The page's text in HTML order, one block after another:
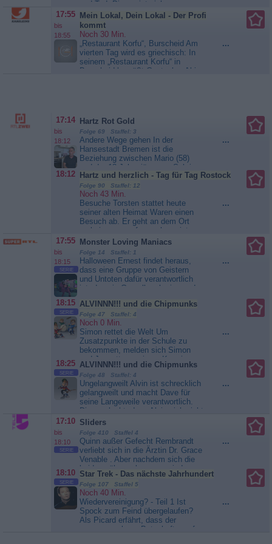
Herbstgeschichten am Wasser
und Tod. Dies zeigt sich am
Beispiel von drei Tieren, die in der
größten Dürre seit 20 Jahren ums
nackte Überleben kämpfen. Jede
der drei Hauptprotagonistinnen der
Doku-Serie führt eine
matriarchalisch organisierte
Gruppe an. Die...
Kenia - Dem
17:55
bis
18:55
Mein Lokal, Dein Lokal - Der Profi
kommt
Noch 30 Min.
„Restaurant Korfu“, Burscheid Am
vierten Tag wird es griechisch: In
seinem „Restaurant Korfu“ in
Burscheid begrüßt Gastgeber Aki
frischen Beilagen und traditionellen
Rezepten setzt Aki auf...
Lokal, Dein Lokal - Der Profi
kommt
...
17:14
bis
18:12
Hartz Rot Gold
Folge 69 Staffel: 3
Andere Wege gehen In der
Hansestadt Bremen ist die
Beziehung zwischen Mario (58)
und der 18 Jahre jüngeren Sabrina
endgültig in die Brüche gegangen.
Da sich Mario künftig keine volle
Miete mehr leisten kann, zieht er
vorübergehend in die Gartenlaube
eines Arbeitskollegen. Hier hofft er,
den Kopf freizubekommen, aber...
Hartz Rot Gold
...
18:12 Hartz und herzlich - Tag für Tag Rostock
Folge 90 Staffel: 12
Noch 43 Min.
Besuche Torsten stattet heute
seiner alten Heimat Waren einen
Besuch ab. Er geht an dem Ort
vorbei, wo er aufgewachsen ist,
und schwelgt in Erinnerungen. Der
61-Jährige genießt seine kleinen
Auszeiten, die ihm helfen, den
Kopf freizubekommen. In Rostock
ist es bald so weit. Jasmin und
Maik geben in den...
Hartz und
...
17:55
bis
18:15
SERIE
Monster Loving Maniacs
Folge 14 Staffel: 1
Halloween Ernest findet heraus,
dass eine Gruppe von Geistern
und Untoten dafür verantwortlich
ist, dass in Gruselbruch niemand
schließt sich der Gruppe an, um
mehr herauszufinden. Gleichzeitig
hat Arthur ihn ohne sein Wissen
verkabelt, weil auch er hinter der
Gang her ist,...
Monster Loving
Maniacs
...
18:15
SERIE
ALVINNN!!! und die Chipmunks
Folge 47 Staffel: 4
Noch 0 Min.
Simon rettet die Welt Um
Zusatzpunkte in der Schule zu
bekommen, melden sich Simon
und Jeanette zu einem Kurs im
Naturkundeunterricht an. Als
Simon mit einer Schachtel nach
Hause kommt, muss Alvin
unbedingt wissen, was drin...
ALVINNN!!! und die Chipmunks
...
18:25
SERIE
ALVINNN!!! und die Chipmunks
Folge 48 Staffel: 4
Ungelangweilt Alvin ist schrecklich
gelangweilt und macht Dave für
seine Langeweile verantwortlich.
Dieser glaubt, dass Alvin sich nicht
mit sich selbst beschäftigen kann
und nimmt ihm das Handy...
ALVINNN!!! und die Chipmunks
...
17:10
bis
18:10
SERIE
Sliders
Folge 410 Staffel 4
Quinn außer Gefecht Rembrandt
verliebt sich in die Ärztin Dr. Grace
Venable . Aber nachdem sich die
beiden näher gekommen sind,
macht die Doktorin dem
Soulsänger „Crying Man“ ein
verheerendes Geständnis: Sie war
als Kollaborateurin für die
Kromaggs tätig! Aufgrund ihrer
Zusammenarbeit mit der
...
18:10
SERIE
Star Trek - Das nächste Jahrhundert
Folge 107 Staffel 5
Noch 40 Min.
Wiedervereinigung? - Teil 1 Ist
Spock zum Feind übergelaufen?
Als Picard erfährt, dass der
sagenumwobene Botschafter auf
...